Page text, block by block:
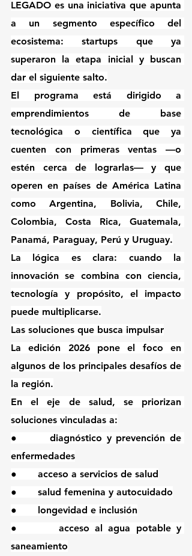
LEGADO es una iniciativa que apunta
a un segmento específico del
ecosistema: startups que ya
superaron la etapa inicial y buscan
dar el siguiente salto.
El programa está dirigido a
emprendimientos de base
tecnológica o científica que ya
cuenten con primeras ventas —o
estén cerca de lograrlas— y que
operen en países de América Latina
como Argentina, Bolivia, Chile,
Colombia, Costa Rica, Guatemala,
Panamá, Paraguay, Perú y Uruguay.
La lógica es clara: cuando la
innovación se combina con ciencia,
tecnología y propósito, el impacto
puede multiplicarse.
Las soluciones que busca impulsar
La edición 2026 pone el foco en
algunos de los principales desafíos de
la región.
En el eje de salud, se priorizan
soluciones vinculadas a:
●       diagnóstico y prevención de
enfermedades
●       acceso a servicios de salud
●       salud femenina y autocuidado
●       longevidad e inclusión
●       acceso al agua potable y
saneamiento